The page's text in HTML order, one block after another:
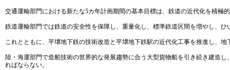
交通運輸部門における新たな5カ年計画期間の基本目標は、鉄道の近代化を積
鉄道運輸部門では鉄道の安全性を保障し、重量化し、標準鉄道区間を増やし、
これとともに、平壌地下鉄の技術改造と平壌地下鉄駅の近代化工事を推進し、
陸・海運部門で造船技術の世界的な発展趨勢に合う大型貨物船を引き続き建造
ればならない。